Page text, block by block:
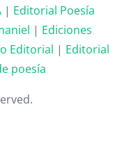
| Editorial Poesía
| Ediciones
Editorial | Editorial
poesía